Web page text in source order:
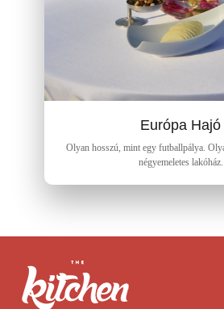
Európa Hajó
Olyan hosszú, mint egy futballpálya.
négyemeletes lakóház.